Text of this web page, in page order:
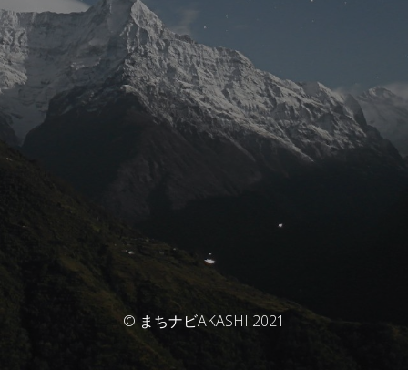
© まちナビAKASHI 2021